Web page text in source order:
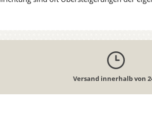
Versand innerhalb von